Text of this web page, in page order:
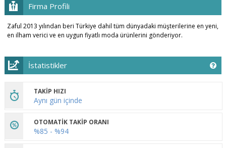
Firma Profili
Zaful 2013 yılından beri Türkiye dahil tüm dünyadaki müşterilerine en yeni,
en ilham verici ve en uygun fiyatlı moda ürünlerini gönderiyor.
İstatistikler
TAKİP HIZI
Aynı gün içinde
OTOMATİK TAKİP ORANI
%85 - %94